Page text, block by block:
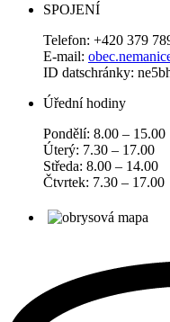
SPOJENÍ
Telefon: +420 379
E-mail:
ID datschránky:
Úřední hodiny
Pondělí: 8.00 – 15.00
Úterý: 7.30 – 17.00
Středa: 8.00 – 14.00
Čtvrtek: 7.30 – 17.00